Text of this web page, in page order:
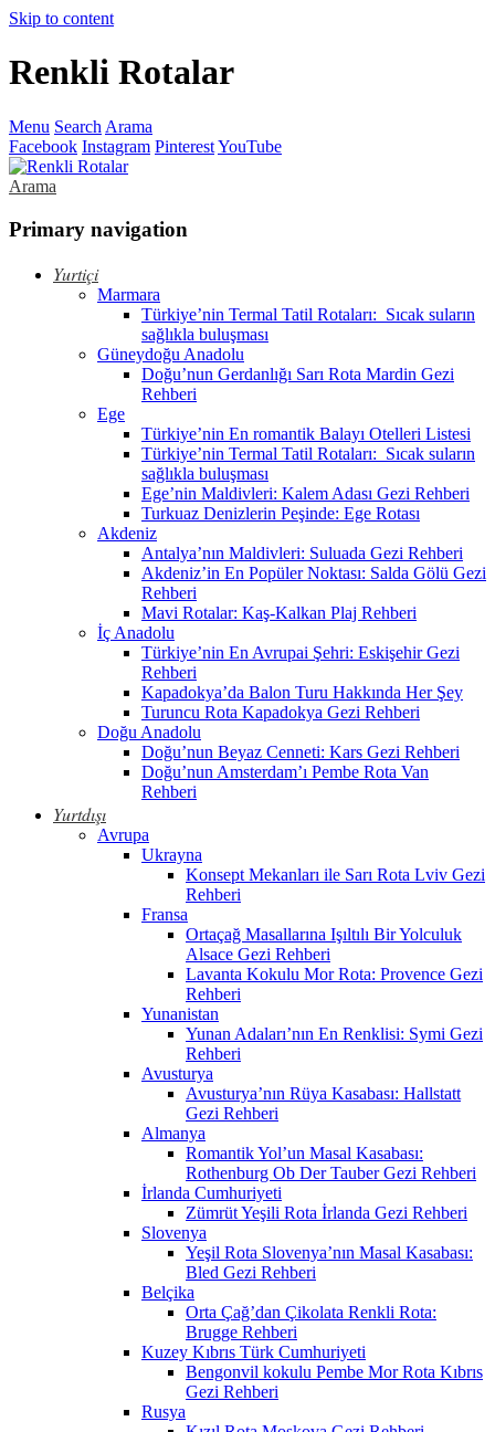
Skip to content
Renkli Rotalar
Menu Search Arama
Facebook Instagram PinterestYouTube
Arama
Primary navigation
Yurtiçi
Marmara
Türkiye’nin Termal Tatil Rotaları: Sıcak suların
sağlıkla buluşması
Güneydoğu Anadolu
Doğu’nun Gerdanlığı Sarı Rota Mardin Gezi
Rehberi
Ege
Türkiye’nin En romantik Balayı Otelleri Listesi
Türkiye’nin Termal Tatil Rotaları: Sıcak suların
sağlıkla buluşması
Ege’nin Maldivleri: Kalem Adası Gezi Rehberi
Turkuaz Denizlerin Peşinde: Ege Rotası
Akdeniz
Antalya’nın Maldivleri: Suluada Gezi Rehberi
Akdeniz’in En Popüler Noktası: Salda Gölü Gezi
Rehberi
Mavi Rotalar: Kaş-Kalkan Plaj Rehberi
İç Anadolu
Türkiye’nin En Avrupai Şehri: Eskişehir Gezi
Rehberi
Kapadokya’da Balon Turu Hakkında Her Şey
Turuncu Rota Kapadokya Gezi Rehberi
Doğu Anadolu
Doğu’nun Beyaz Cenneti: Kars Gezi Rehberi
Doğu’nun Amsterdam’ı Pembe Rota Van
Rehberi
Yurtdışı
Avrupa
Ukrayna
Konsept Mekanları ile Sarı Rota Lviv Gezi
Rehberi
Fransa
Ortaçağ Masallarına Işıltılı Bir Yolculuk
Alsace Gezi Rehberi
Lavanta Kokulu Mor Rota: Provence Gezi
Rehberi
Yunanistan
Yunan Adaları’nın En Renklisi: Symi Gezi
Rehberi
Avusturya
Avusturya’nın Rüya Kasabası: Hallstatt
Gezi Rehberi
Almanya
Romantik Yol’un Masal Kasabası:
Rothenburg Ob Der Tauber Gezi Rehberi
İrlanda Cumhuriyeti
Zümrüt Yeşili Rota İrlanda Gezi Rehberi
Slovenya
Yeşil Rota Slovenya’nın Masal Kasabası:
Bled Gezi Rehberi
Belçika
Orta Çağ’dan Çikolata Renkli Rota:
Brugge Rehberi
Kuzey Kıbrıs Türk Cumhuriyeti
Bengonvil kokulu Pembe Mor Rota Kıbrıs
Gezi Rehberi
Rusya